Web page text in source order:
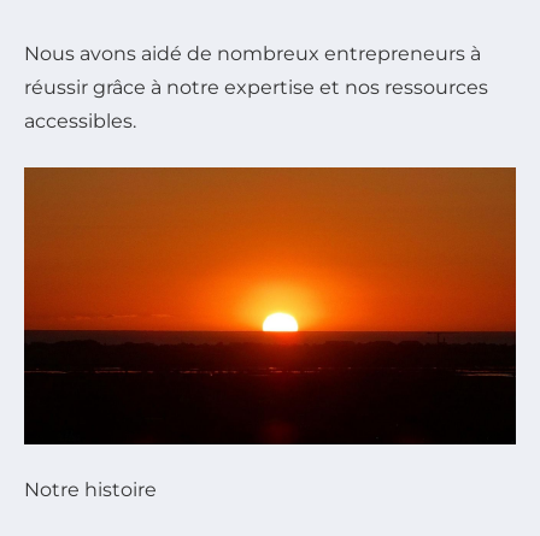
Nous avons aidé de nombreux entrepreneurs à
réussir grâce à notre expertise et nos ressources
accessibles.
Notre histoire